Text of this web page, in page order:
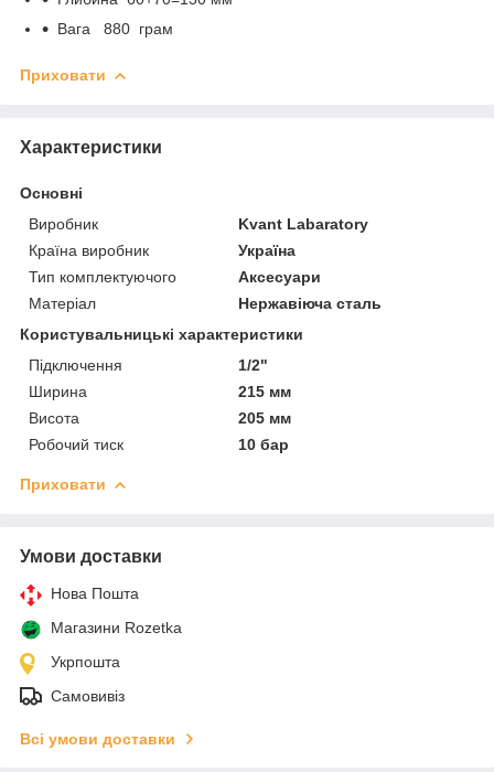
Вага 880 грам
Приховати
Характеристики
Основні
Виробник
Kvant Labaratory
Країна виробник
Україна
Тип комплектуючого
Аксесуари
Матеріал
Нержавіюча сталь
Користувальницькі характеристики
Підключення
1/2"
Ширина
215 мм
Висота
205 мм
Робочий тиск
10 бар
Приховати
Умови доставки
Нова Пошта
Магазини Rozetka
Укрпошта
Самовивіз
Всі умови доставки